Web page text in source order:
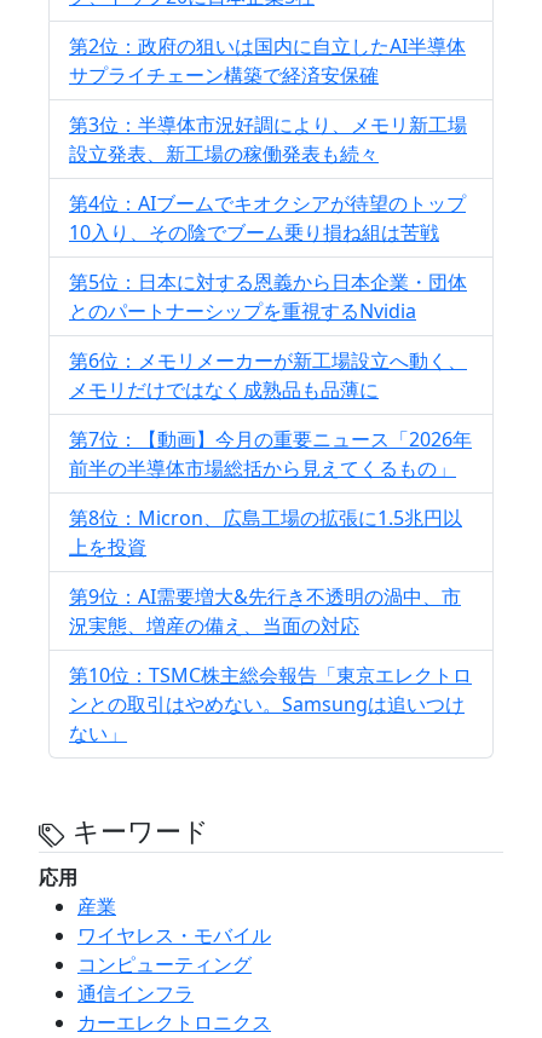
第2位：政府の狙いは国内に自立したAI半導体
サプライチェーン構築で経済安保確
第3位：半導体市況好調により、メモリ新工場
設立発表、新工場の稼働発表も続々
第4位：AIブームでキオクシアが待望のトップ
10入り、その陰でブーム乗り損ね組は苦戦
第5位：日本に対する恩義から日本企業・団体
とのパートナーシップを重視するNvidia
第6位：メモリメーカーが新工場設立へ動く、
メモリだけではなく成熟品も品薄に
第7位：【動画】今月の重要ニュース「2026年
前半の半導体市場総括から見えてくるもの」
第8位：Micron、広島工場の拡張に1.5兆円以
上を投資
第9位：AI需要増大&先行き不透明の渦中、市
況実態、増産の備え、当面の対応
第10位：TSMC株主総会報告「東京エレクトロ
ンとの取引はやめない。Samsungは追いつけ
ない」
キーワード
応用
産業
ワイヤレス・モバイル
コンピューティング
通信インフラ
カーエレクトロニクス